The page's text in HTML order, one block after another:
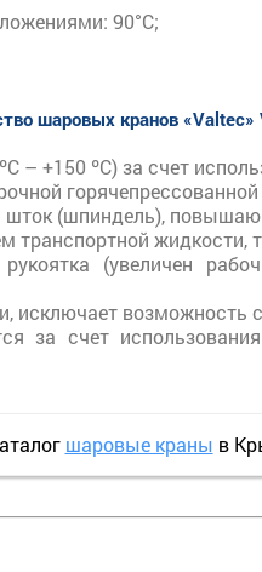
90°С;
шаровых кранов «Valtec»
– +150 ºС) за счет
горячепрессованной
(шпиндель),
жидкости,
(увеличен
исключает возможность
за счет
шаровые краны в